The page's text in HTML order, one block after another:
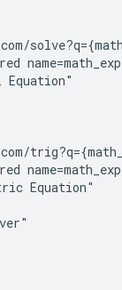
Equation"
Equation"